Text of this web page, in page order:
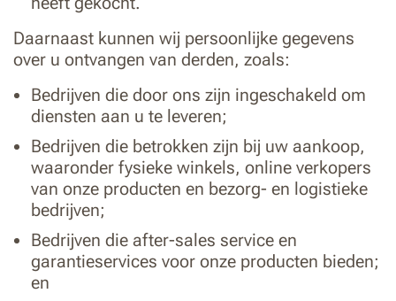
Daarnaast kunnen wij persoonlijke gegevens
over u ontvangen van derden, zoals:
Bedrijven die door ons zijn ingeschakeld om
diensten aan u te leveren;
Bedrijven die betrokken zijn bij uw aankoop,
waaronder fysieke winkels, online verkopers
van onze producten en bezorg- en logistieke
bedrijven;
Bedrijven die after-sales service en
garantieservices voor onze producten bieden;
en